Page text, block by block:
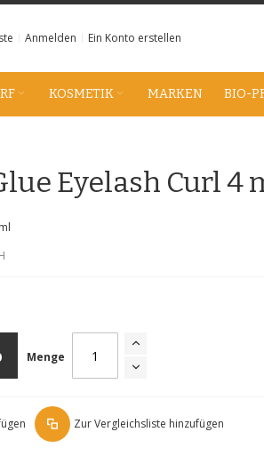
Anmelden Ein Konto erstellen
KOSMETIK MARKEN BIO-
Eyelash Curl 4
Menge
Zur Vergleichsliste hinzufügen